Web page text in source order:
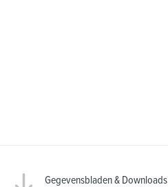
Gegevensbladen & Downloads